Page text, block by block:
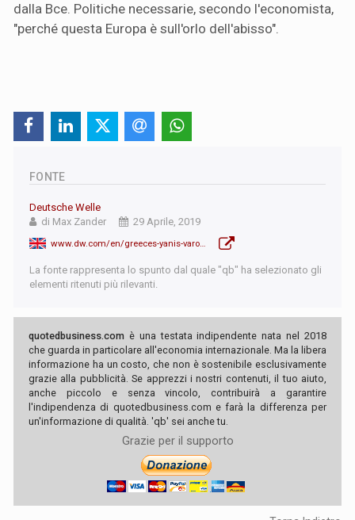
dalla Bce. Politiche necessarie, secondo l'economista,
"perché questa Europa è sull'orlo dell'abisso".
FONTE
Deutsche Welle
di Max Zander
29 Aprile, 2019
www.dw.com/en/greeces-yanis-varoufakis-eyes-eu-job-sort-of/a-48523793
La fonte rappresenta lo spunto dal quale "qb" ha selezionato gli
elementi ritenuti più rilevanti.
quotedbusiness.com è una testata indipendente nata nel 2018
che guarda in particolare all'economia internazionale. Ma la libera
informazione ha un costo, che non è sostenibile esclusivamente
grazie alla pubblicità. Se apprezzi i nostri contenuti, il tuo aiuto,
anche piccolo e senza vincolo, contribuirà a garantire
l'indipendenza di quotedbusiness.com e farà la differenza per
un'informazione di qualità. 'qb' sei anche tu.
Grazie per il supporto